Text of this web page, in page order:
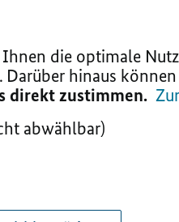
die optimale
hinaus
direkt zustimmen.
abwählbar)